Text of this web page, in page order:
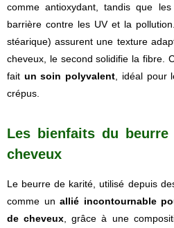
comme antioxydant, tandis que
barrière contre les UV et la
stéarique) assurent une texture
cheveux, le second solidifie la fibre.
fait un soin polyvalent , idéal pour
crépus.
Les bienfaits du
cheveux
Le beurre de karité, utilisé depuis
comme un allié incontournable
de cheveux , grâce à une